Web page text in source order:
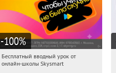
-100%
14:31:04
Получи первым!
Бесплатный вводный урок от
онлайн-школы Skysmart